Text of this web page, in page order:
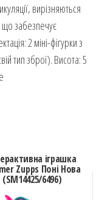
вирізняються
що забезпечує
2 міні-фігурки з
тип зброї). Висота: 5
іграшка
Zupps Поні Нова
(SM14425/6496)